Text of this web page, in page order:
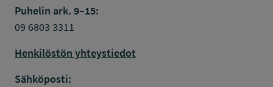
Puhelin ark. 9–15:
09 6803 3311
Henkilöstön yhteystiedot
Sähköposti: